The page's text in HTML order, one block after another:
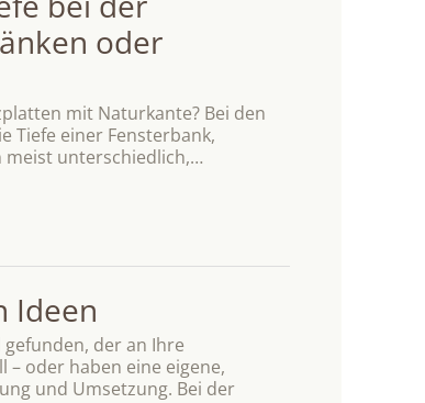
oder
mit Naturkante? Bei den
Tiefe einer Fensterbank,
meist unterschiedlich,…
Ideen
gefunden, der an Ihre
– oder haben eine eigene,
und Umsetzung. Bei der